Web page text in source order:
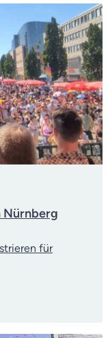
Nürnberg
für